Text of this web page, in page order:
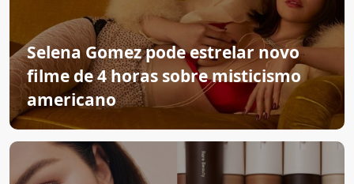
Selena Gomez pode estrelar novo
filme de 4 horas sobre misticismo
americano